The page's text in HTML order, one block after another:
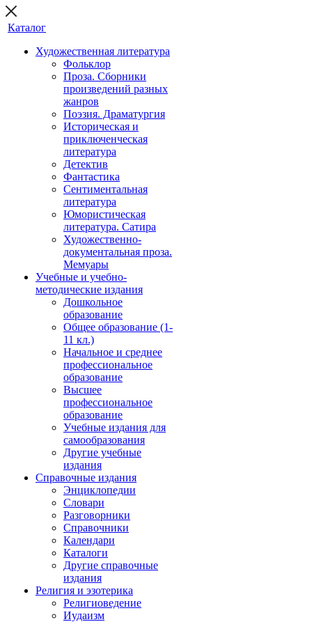
Каталог
Художественная литература
Фольклор
Проза. Сборники
произведений разных
жанров
Поэзия. Драматургия
Историческая и
приключенческая
литература
Детектив
Фантастика
Сентиментальная
литература
Юмористическая
литература. Сатира
Художественно-
документальная проза.
Мемуары
Учебные и учебно-
методические издания
Дошкольное
образование
Общее образование (1-
11 кл.)
Начальное и среднее
профессиональное
образование
Высшее
профессиональное
образование
Учебные издания для
самообразования
Другие учебные
издания
Справочные издания
Энциклопедии
Словари
Разговорники
Справочники
Календари
Каталоги
Другие справочные
издания
Религия и эзотерика
Религиоведение
Иудаизм